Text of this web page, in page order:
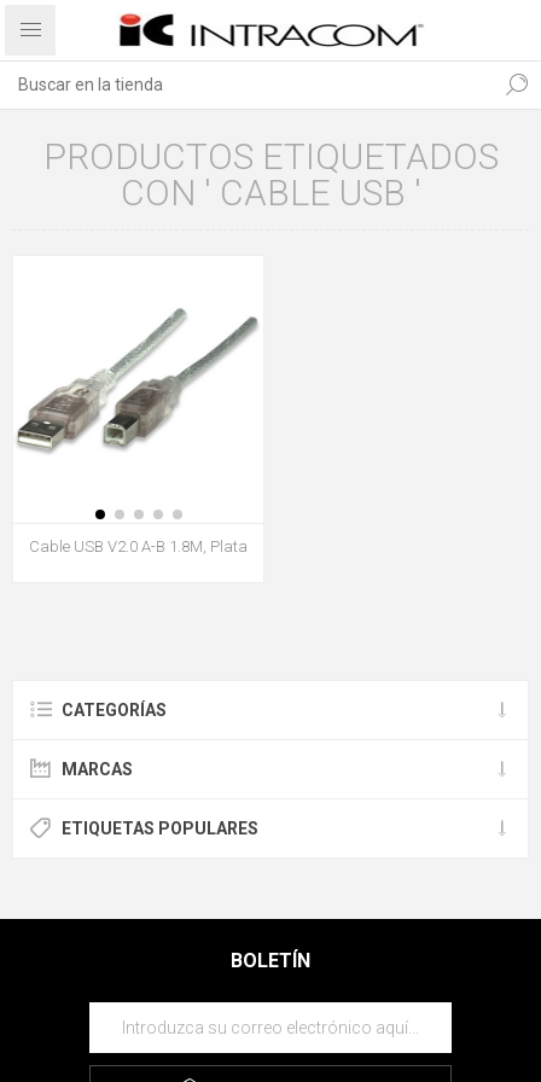
PRODUCTOS ETIQUETADOS
CON ' CABLE USB '
Cable USB V2.0 A-B 1.8M, Plata
CATEGORÍAS
MARCAS
ETIQUETAS POPULARES
BOLETÍN